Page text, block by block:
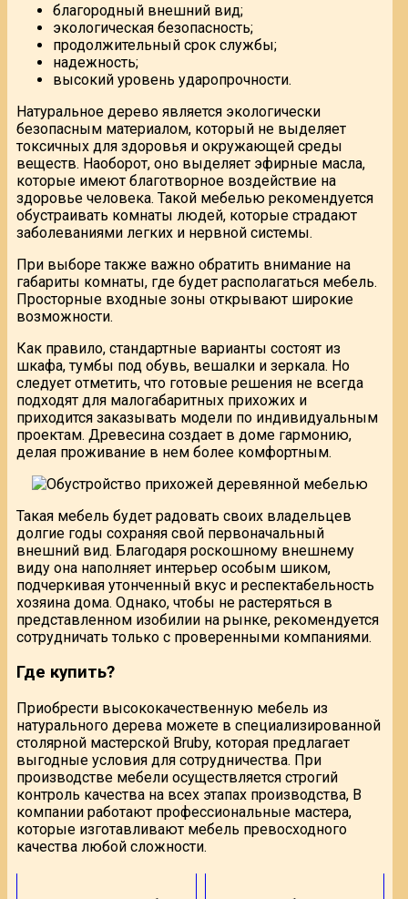
благородный внешний вид;
экологическая безопасность;
продолжительный срок службы;
надежность;
высокий уровень ударопрочности.
Натуральное дерево является экологически
безопасным материалом, который не выделяет
токсичных для здоровья и окружающей среды
веществ. Наоборот, оно выделяет эфирные масла,
которые имеют благотворное воздействие на
здоровье человека. Такой мебелью рекомендуется
обустраивать комнаты людей, которые страдают
заболеваниями легких и нервной системы.
При выборе также важно обратить внимание на
габариты комнаты, где будет располагаться мебель.
Просторные входные зоны открывают широкие
возможности.
Как правило, стандартные варианты состоят из
шкафа, тумбы под обувь, вешалки и зеркала. Но
следует отметить, что готовые решения не всегда
подходят для малогабаритных прихожих и
приходится заказывать модели по индивидуальным
проектам. Древесина создает в доме гармонию,
делая проживание в нем более комфортным.
Такая мебель будет радовать своих владельцев
долгие годы сохраняя свой первоначальный
внешний вид. Благодаря роскошному внешнему
виду она наполняет интерьер особым шиком,
подчеркивая утонченный вкус и респектабельность
хозяина дома. Однако, чтобы не растеряться в
представленном изобилии на рынке, рекомендуется
сотрудничать только с проверенными компаниями.
Где купить?
Приобрести высококачественную мебель из
натурального дерева можете в специализированной
столярной мастерской Bruby, которая предлагает
выгодные условия для сотрудничества. При
производстве мебели осуществляется строгий
контроль качества на всех этапах производства, В
компании работают профессиональные мастера,
которые изготавливают мебель превосходного
качества любой сложности.